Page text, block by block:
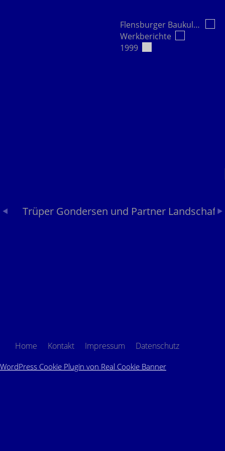
Flensburger Baukultur e.V.
Werkberichte
1999
Trüper Gondersen und Partner
Home Kontakt Impressum Datenschutz
WordPress Cookie Plugin von Real Cookie Banner